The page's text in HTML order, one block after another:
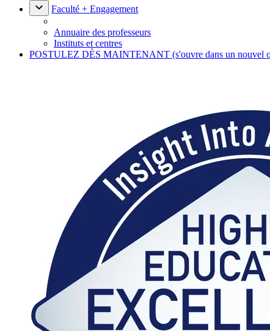
Faculté + Engagement
Annuaire des professeurs
Instituts et centres
POSTULEZ DÈS MAINTENANT (s'ouvre dans un nouvel